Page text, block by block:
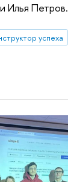
Илья Петров.
успеха